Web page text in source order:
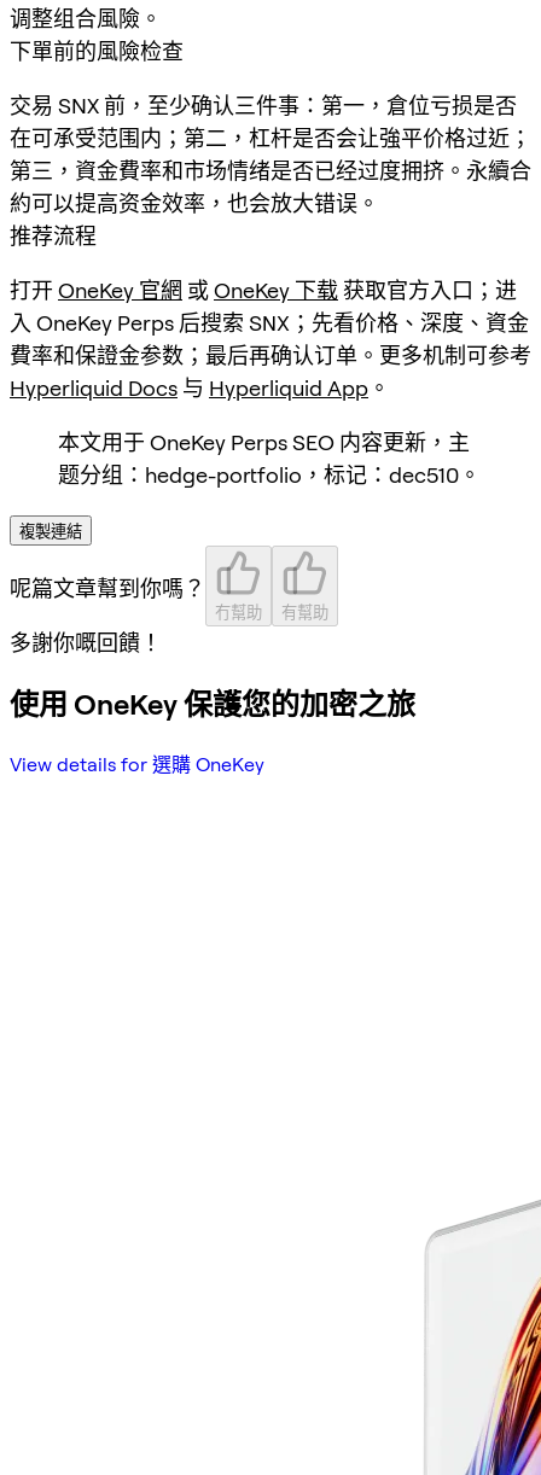
调整组合風險。
下單前的風險检查
交易 SNX 前，至少确认三件事：第一，倉位亏损是否
在可承受范围内；第二，杠杆是否会让強平价格过近；
第三，資金費率和市场情绪是否已经过度拥挤。永續合
約可以提高资金效率，也会放大错误。
推荐流程
打开 OneKey 官網 或OneKey 下载 获取官方入口；进
入 OneKey Perps 后搜索 SNX ；先看价格、深度、資金
費率和保證金参数；最后再确认订单。更多机制可参考
Hyperliquid Docs 与 Hyperliquid App 。
本文用于 OneKey Perps SEO 内容更新，主
题分组：hedge-portfolio，标记：dec510。
複製連結
呢篇文章幫到你嗎？
冇幫助 有幫助
多謝你嘅回饋！
使用 OneKey 保護您的加密之旅
View details for 選購 OneKey